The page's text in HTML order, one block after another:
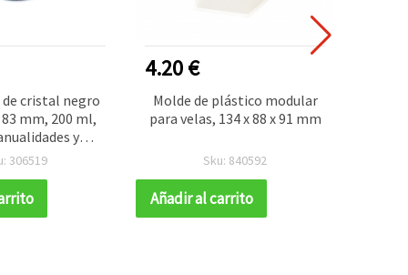
cristal negro
mm, 200 ml,
y
306519
4.20 €
Molde de plástico modular
para velas, 134 x 88 x 91 mm
Sku: 840592
Añadir al carrito